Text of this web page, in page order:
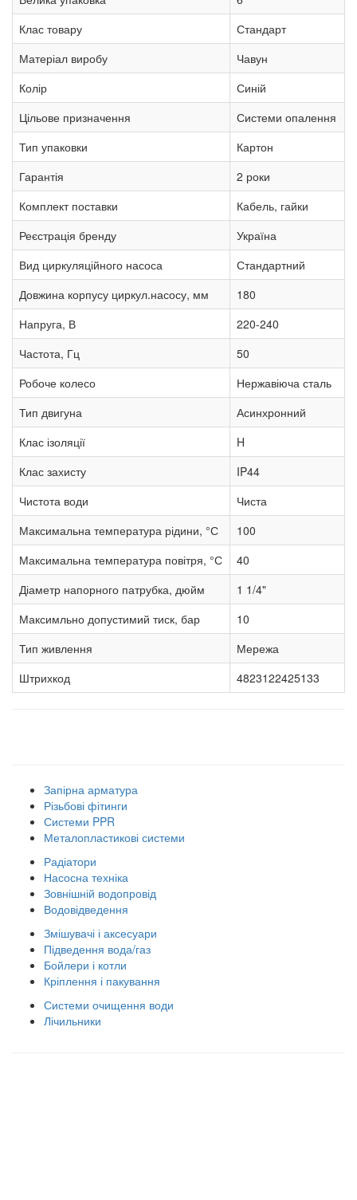
Клас товару
Стандарт
Матеріал виробу
Чавун
Колір
Синій
Цільове призначення
Системи опалення
Тип упаковки
Картон
Гарантія
2 роки
Комплект поставки
Кабель, гайки
Реєстрація бренду
Україна
Вид циркуляційного насоса
Стандартний
Довжина корпусу циркул.насосу, мм
180
Напруга, В
220-240
Частота, Гц
50
Робоче колесо
Нержавіюча сталь
Тип двигуна
Асинхронний
Клас ізоляції
H
Клас захисту
IP44
Чистота води
Чиста
Максимальна температура рідини, °С
100
Максимальна температура повітря, °С
40
Діаметр напорного патрубка, дюйм
1 1/4"
Максимльно допустимий тиск, бар
10
Тип живлення
Мережа
Штрихкод
4823122425133
Запірна арматура
Різьбові фітинги
Системи PPR
Металопластикові системи
Радіатори
Насосна техніка
Зовнішній водопровід
Водовідведення
Змішувачі і аксесуари
Підведення вода/газ
Бойлери і котли
Кріплення і пакування
Системи очищення води
Лічильники